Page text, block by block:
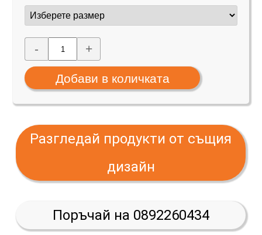
- +
Разгледай продукти от същия
дизайн
Поръчай на 0892260434